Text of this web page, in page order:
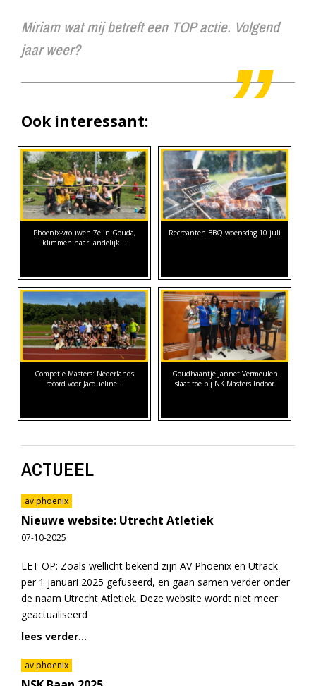
Miriam wat mij betreft een TOP actie. Volgend
jaar weer?
Ook interessant:
Phoenix-vrouwen 7e in Gouda,
klimmen naar landelijk…
Recreanten BBQ woensdag 10 juli
Competie Masters: Nederlands
record voor Jacqueline…
Goudhaantje Jannet Vermeulen
slaat toe bij NK Masters Indoor
ACTUEEL
av phoenix
Nieuwe website: Utrecht Atletiek
07-10-2025
LET OP: Zoals wellicht bekend zijn AV Phoenix en Utrack
per 1 januari 2025 gefuseerd, en gaan samen verder onder
de naam Utrecht Atletiek. Deze website wordt niet meer
geactualiseerd
lees verder...
av phoenix